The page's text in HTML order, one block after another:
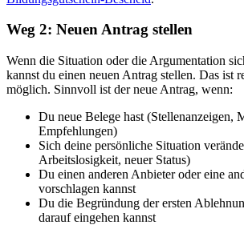
Weg 2: Neuen Antrag stellen
Wenn die Situation oder die Argumentation
kannst du einen neuen Antrag stellen. Das ist
möglich. Sinnvoll ist der neue Antrag, wenn:
Du neue Belege hast (Stellenanzeigen,
Empfehlungen)
Sich deine persönliche Situation
Arbeitslosigkeit, neuer Status)
Du einen anderen Anbieter oder eine
vorschlagen kannst
Du die Begründung der ersten
darauf eingehen kannst